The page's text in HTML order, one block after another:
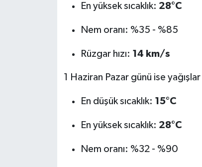
En yüksek sıcaklık: 28°C
Nem oranı: %35 - %85
Rüzgar hızı: 14 km/s
1 Haziran Pazar günü ise
En düşük sıcaklık: 15°C
En yüksek sıcaklık: 28°C
Nem oranı: %32 - %90